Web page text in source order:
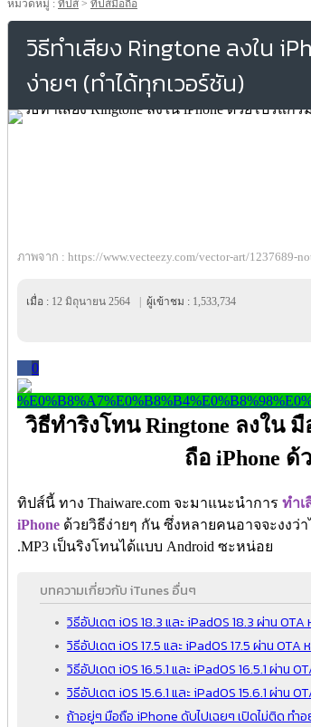
หมวดหมู่ : ทิปส์ > ทิปส์มือถือ
วิธีทำเสียง Ringtone ลงใน
ง่ายๆ (ทำได้ทุกเวอร์ชัน)
ภาพจาก : https://www.vecteezy.com/vector-art/1237689-
เมื่อ : 12 มิถุนายน 2564 ผู้เข้าชม : 1,533,734
0
วิธีทำริงโทน Ringtone ลงใน มื
ถือ iPhone ด้
ทิปส์นี้ ทาง Thaiware.com จะมาแนะนำการ ทำเ
iPhone ด้วยวิธีง่ายๆ กัน ซึ่งหลายคนอาจจะงงว่า
.MP3 เป็นริงโทนได้แบบ Android ซะหน่อย
บทความเกี่ยวกับ iTunes อื่นๆ
วิธีอัปเดต iOS 18.3 และ iPadOS 18.3 ผ่าน
วิธีอัปเดต iOS 17.5 และ iPadOS 17.5 ผ่าน
วิธีอัปเดต iOS 16.5.1 และ iPadOS 16.5.1 ผ่า
วิธีอัปเดต iOS 15.6.1 และ iPadOS 15.6.1 ผ่าน
ถ้าอยู่ๆ มือถือ iPhone ดับไปเฉยๆ เปิดไม่ติด ทำอ